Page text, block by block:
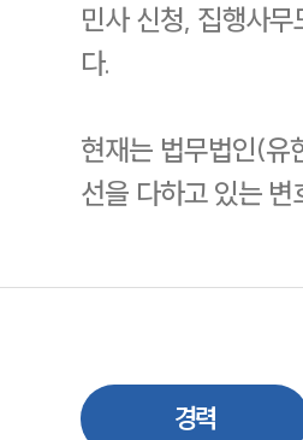
민사 신청, 집행사
다.
현재는 법무법인(유
선을 다하고 있는 변
경력